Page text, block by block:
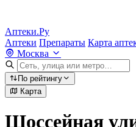
Аптеки.Ру
Аптеки Препараты Карта
Москва
По рейтингу
Карта
Шоссейная